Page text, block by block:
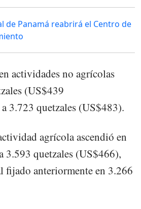
de Panamá reabrirá el Centro de
actividades no agrícolas
(US$439
3.723 quetzales (US$483).
agrícola ascendió en
3.593 quetzales (US$466),
fijado anteriormente en 3.266